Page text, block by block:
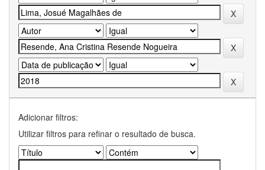
Adicionar filtros:
Utilizar filtros para refinar o resultado de busca.